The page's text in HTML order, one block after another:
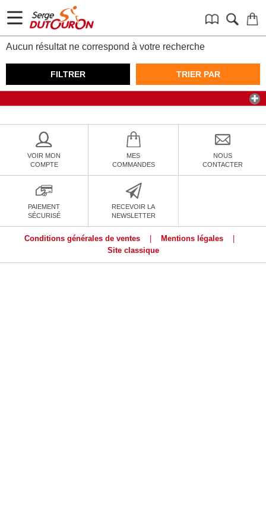
Aucun résultat ne correspond à votre recherche
FILTRER TRIER PAR
VOIR MON
COMPTE
MES
COMMANDES
NOUS
CONTACTER
PAIEMENT
SÉCURISÉ
RECEVOIR LA
NEWSLETTER
Conditions générales de ventes Mentions légales
Site classique